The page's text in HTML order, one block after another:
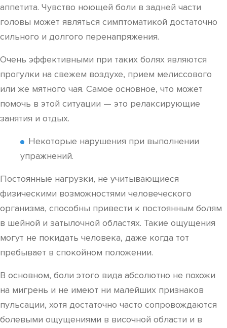
аппетита. Чувство ноющей боли в задней части
головы может являться симптоматикой достаточно
сильного и долгого перенапряжения.
Очень эффективными при таких болях являются
прогулки на свежем воздухе, прием мелиссового
или же мятного чая. Самое основное, что может
помочь в этой ситуации — это релаксирующие
занятия и отдых.
Некоторые нарушения при выполнении
упражнений.
Постоянные нагрузки, не учитывающиеся
физическими возможностями человеческого
организма, способны привести к постоянным болям
в шейной и затылочной областях. Такие ощущения
могут не покидать человека, даже когда тот
пребывает в спокойном положении.
В основном, боли этого вида абсолютно не похожи
на мигрень и не имеют ни малейших признаков
пульсации, хотя достаточно часто сопровождаются
болевыми ощущениями в височной области и в